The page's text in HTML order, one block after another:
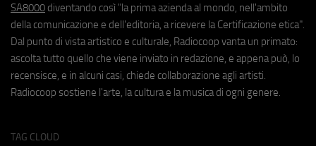
SA8000 diventando così "la prima azienda al mondo, nell'ambito
della comunicazione e dell'editoria, a ricevere la Certificazione etica".
Dal punto di vista artistico e culturale, Radiocoop vanta un primato:
ascolta tutto quello che viene inviato in redazione, e appena può, lo
recensisce, e in alcuni casi, chiede collaborazione agli artisti.
Radiocoop sostiene l'arte, la cultura e la musica di ogni genere.
TAG CLOUD